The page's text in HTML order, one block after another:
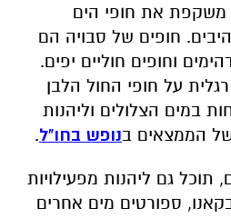
משקפת את חופי הים
חופים של סבויה הם
וחופים חוליים יפים.
על חופי החול הלבן
במים הצלולים וליהנות
של הממצאים בנופש בחו"ל.
תוכל גם ליהנות מפעילויות
ספורטים מים אחרים